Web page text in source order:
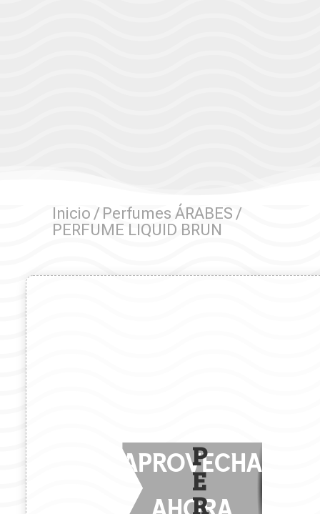
Inicio /Perfumes ÁRABES /
PERFUME LIQUID BRUN
APROVECHA
P
E
R